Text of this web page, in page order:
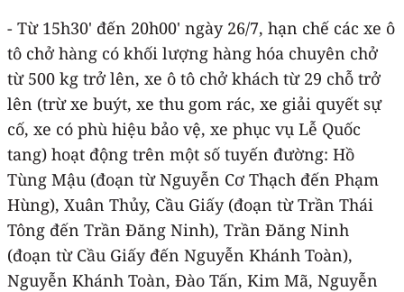
- Từ 15h30' đến 20h00' ngày 26/7, hạn chế các xe ô
tô chở hàng có khối lượng hàng hóa chuyên chở
từ 500 kg trở lên, xe ô tô chở khách từ 29 chỗ trở
lên (trừ xe buýt, xe thu gom rác, xe giải quyết sự
cố, xe có phù hiệu bảo vệ, xe phục vụ Lễ Quốc
tang) hoạt động trên một số tuyến đường: Hồ
Tùng Mậu (đoạn từ Nguyễn Cơ Thạch đến Phạm
Hùng), Xuân Thủy, Cầu Giấy (đoạn từ Trần Thái
Tông đến Trần Đăng Ninh), Trần Đăng Ninh
(đoạn từ Cầu Giấy đến Nguyễn Khánh Toàn),
Nguyễn Khánh Toàn, Đào Tấn, Kim Mã, Nguyễn